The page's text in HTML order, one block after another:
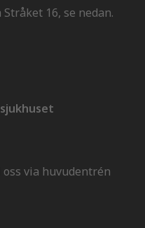
16, se nedan.
via huvudentrén